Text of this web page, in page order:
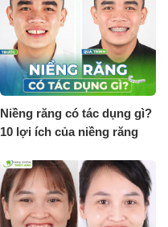
Niềng răng có tác dụng gì?
10 lợi ích của niềng răng